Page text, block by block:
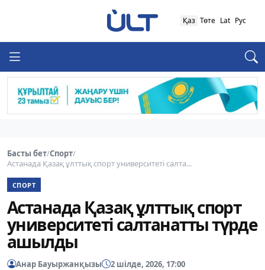
Қаз Төте Lat Рус
Басты бет/Спорт/
Астанада Қазақ ұлттық спорт университеті салта...
СПОРТ
Астанада Қазақ ұлттық спорт
университеті салтанатты түрде
ашылды
Анар Бауыржанқызы 2 шілде, 2026, 17:00